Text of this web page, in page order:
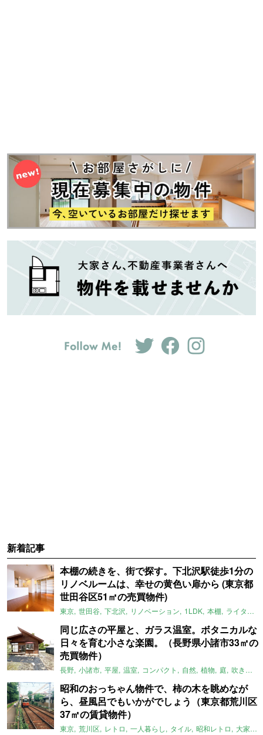
新着記事
本棚の続きを、街で探す。下北沢駅徒歩1分の
リノベルームは、幸せの黄色い扉から (東京都
世田谷区51㎡の売買物件)
東京 世田谷 下北沢 リノベーション 1LDK 本棚 ライター：ほしりょうこ
同じ広さの平屋と、ガラス温室。ボタニカルな
日々を育む小さな楽園。（長野県小諸市33㎡の
売買物件）
長野 小諸市 平屋 温室 コンパクト 自然 植物 庭 吹き抜け
昭和のおっちゃん物件で、柿の木を眺めなが
ら、昼風呂でもいかがでしょう（東京都荒川区
37㎡の賃貸物件）
東京 荒川区 レトロ 一人暮らし タイル 昭和レトロ 大家女子